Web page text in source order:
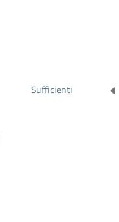
Sufficienti